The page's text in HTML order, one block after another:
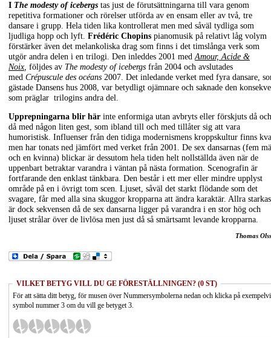
I The modesty of icebergs tas just de förutsättningarna till vara genom
repetitiva formationer och rörelser utförda av en ensam eller av två, tre
dansare i grupp. Hela tiden lika kontrollerat men med såväl tydliga som
ljudliga hopp och lyft. Frédéric Chopins pianomusik på relativt låg volym
förstärker även det melankoliska drag som finns i det timslånga verk som
utgör andra delen i en trilogi. Den inleddes 2001 medAmour, Acide &
Noix, följdes av The modesty of icebergs från 2004 och avslutades
med Crépuscule des océans 2007. Det inledande verket med fyra dansare,
gästade Dansens hus 2008, var betydligt ojämnare och saknade den
som präglar trilogins andra del.
Upprepningarna blir här inte enformiga utan avbryts eller förskjuts då och
då med någon liten gest, som ibland till och med tillåter sig att vara
humoristisk. Influenser från den tidiga modernismens kroppskultur finns
men har tonats ned jämfört med verket från 2001. De sex dansarnas (fem
och en kvinna) blickar är dessutom hela tiden helt nollställda även när de
uppenbart betraktar varandra i väntan på nästa formation. Scenografin är
fortfarande den enklast tänkbara. Den består i ett mer eller mindre upplyst
område på en i övrigt tom scen. Ljuset, såväl det starkt flödande som det
svagare, får med alla sina skuggor kropparna att ändra karaktär. Allra
är dock sekvensen då de sex dansarna ligger på varandra i en stor hög och
ljuset strålar över de livlösa men just då så smärtsamt levande kropparna.
Thomas
VILKET BETYG VILL DU GE FÖRESTÄLLNINGEN? (0 ST)
För att sätta ditt betyg, för musen över Nummersymbolerna nedan och klicka på
symbol nummer 3 om du vill ge betyget 3.